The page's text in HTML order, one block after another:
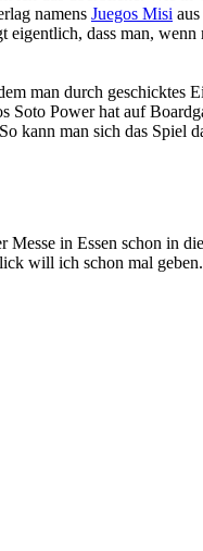
namens Juegos Misi
eigentlich, dass man,
man durch geschicktes
Soto Power hat auf
kann man sich das Spiel
in Essen schon in
will ich schon mal